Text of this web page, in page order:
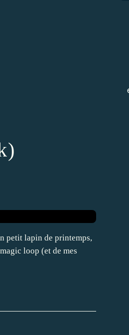
petit lapin de printemps,
loop (et de mes